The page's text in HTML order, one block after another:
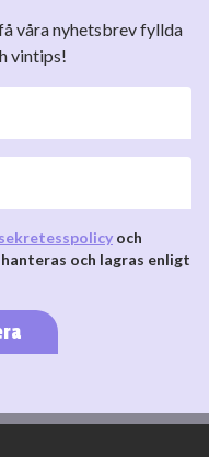
våra nyhetsbrev fyllda
vintips!
sekretesspolicy och
och lagras enligt